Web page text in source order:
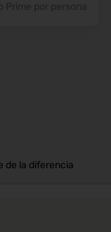
de la diferencia